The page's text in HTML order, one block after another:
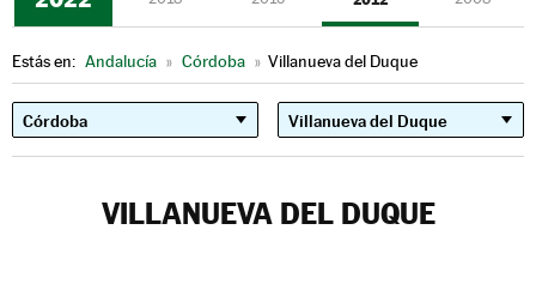
Estás en: Andalucía » Córdoba » Villanueva del Duque
VILLANUEVA DEL DUQUE